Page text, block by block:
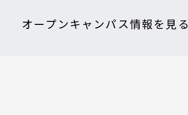
オープンキャンパス情報を見る